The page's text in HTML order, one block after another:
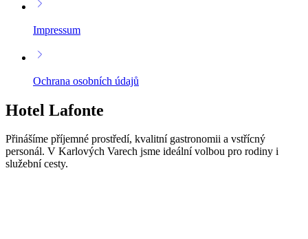
Impressum
Ochrana osobních údajů
Hotel Lafonte
Přinášíme příjemné prostředí, kvalitní gastronomii a vstřícný
personál. V Karlových Varech jsme ideální volbou pro rodiny i
služební cesty.